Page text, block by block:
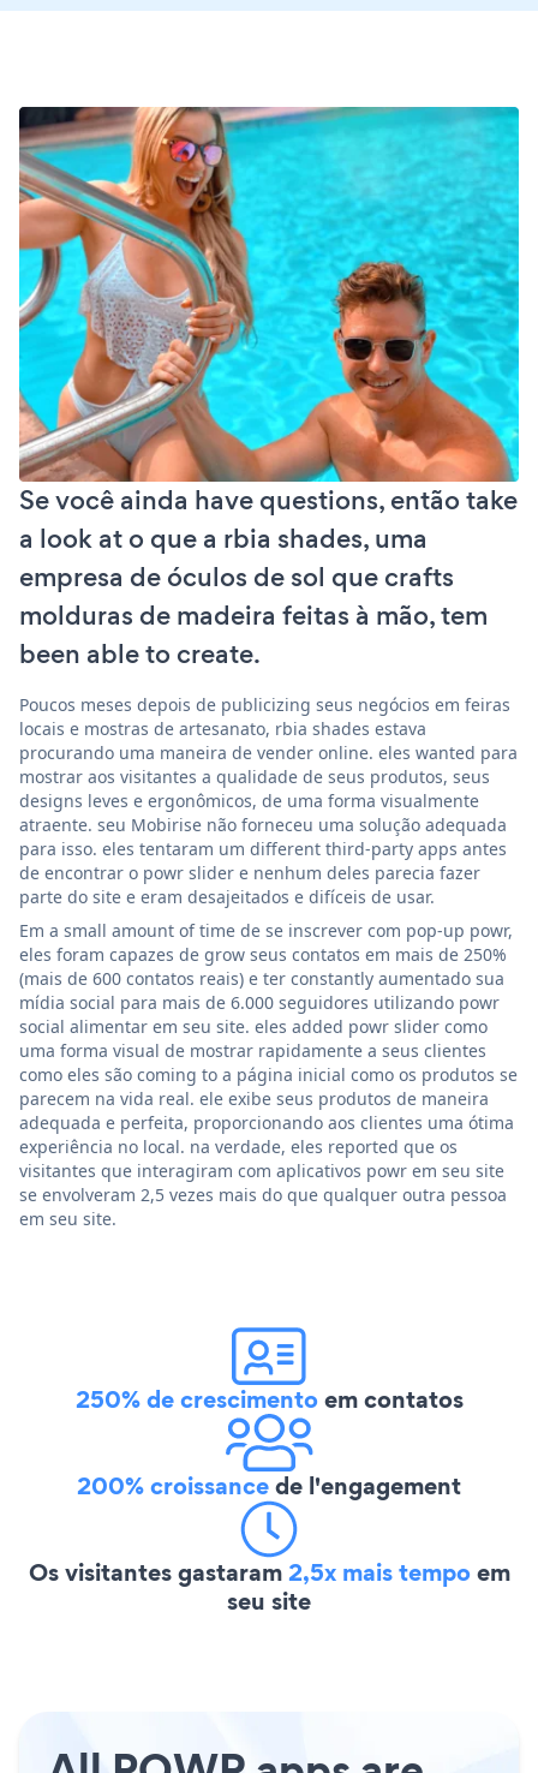
Se você ainda have questions, então take
a look at o que a rbia shades, uma
empresa de óculos de sol que crafts
molduras de madeira feitas à mão, tem
been able to create.
Poucos meses depois de publicizing seus negócios em feiras
locais e mostras de artesanato, rbia shades estava
procurando uma maneira de vender online. eles wanted para
mostrar aos visitantes a qualidade de seus produtos, seus
designs leves e ergonômicos, de uma forma visualmente
atraente. seu Mobirise não forneceu uma solução adequada
para isso. eles tentaram um different third-party apps antes
de encontrar o powr slider e nenhum deles parecia fazer
parte do site e eram desajeitados e difíceis de usar.
Em a small amount of time de se inscrever com pop-up powr,
eles foram capazes de grow seus contatos em mais de 250%
(mais de 600 contatos reais) e ter constantly aumentado sua
mídia social para mais de 6.000 seguidores utilizando powr
social alimentar em seu site. eles added powr slider como
uma forma visual de mostrar rapidamente a seus clientes
como eles são coming to a página inicial como os produtos se
parecem na vida real. ele exibe seus produtos de maneira
adequada e perfeita, proporcionando aos clientes uma ótima
experiência no local. na verdade, eles reported que os
visitantes que interagiram com aplicativos powr em seu site
se envolveram 2,5 vezes mais do que qualquer outra pessoa
em seu site.
250% de crescimentoem contatos
200% croissancede l'engagement
Os visitantes gastaram2,5x mais tempoem
seu site